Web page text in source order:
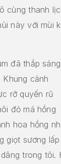
cùng thanh
này với mùi
đã thắp sáng
cảnh
rỡ quyến rũ
đỏ má hồng
hoa hồng
giọt sương lấp
trong tôi.